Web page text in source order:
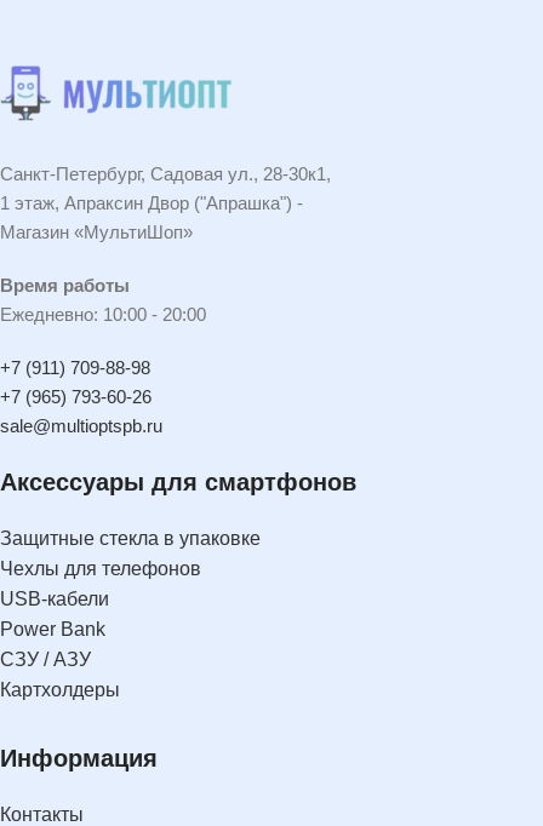
Санкт-Петербург, Садовая ул., 28-30к1,
1 этаж, Апраксин Двор ("Апрашка") -
Магазин «МультиШоп»
Время работы
Ежедневно: 10:00 - 20:00
+7 (911) 709-88-98
+7 (965) 793-60-26
sale@multioptspb.ru
Аксессуары для смартфонов
Защитные стекла в упаковке
Чехлы для телефонов
USB-кабели
Power Bank
СЗУ / АЗУ
Картхолдеры
Информация
Контакты